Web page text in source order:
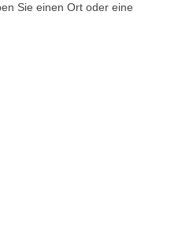
Sie einen Ort oder eine